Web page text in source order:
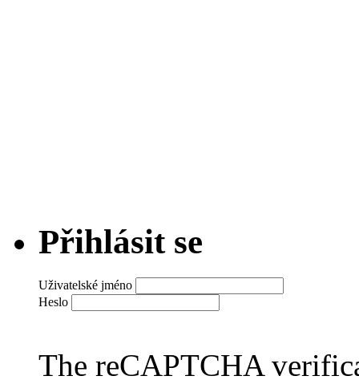
Přihlásit se
Uživatelské jméno
Heslo
The reCAPTCHA